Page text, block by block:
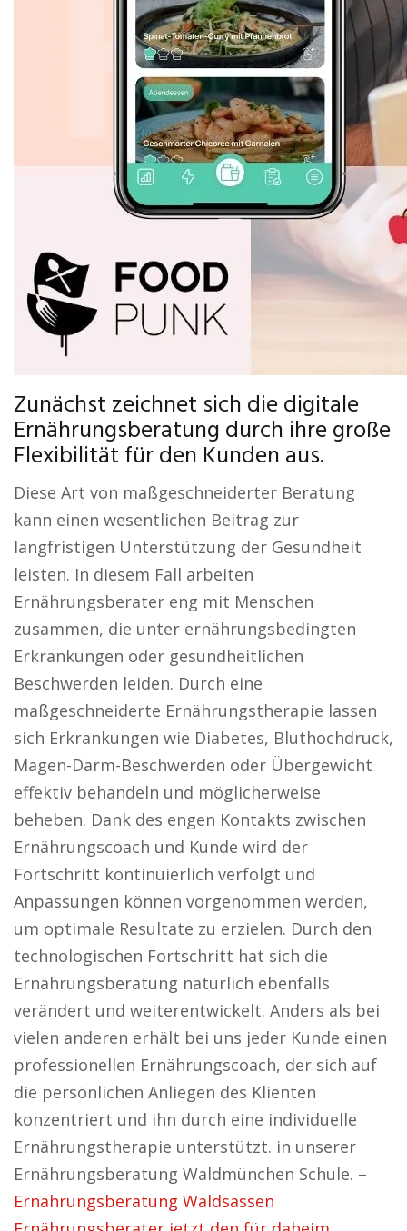
Zunächst zeichnet sich die digitale
Ernährungsberatung durch ihre große
Flexibilität für den Kunden aus.
Diese Art von maßgeschneiderter Beratung
kann einen wesentlichen Beitrag zur
langfristigen Unterstützung der Gesundheit
leisten. In diesem Fall arbeiten
Ernährungsberater eng mit Menschen
zusammen, die unter ernährungsbedingten
Erkrankungen oder gesundheitlichen
Beschwerden leiden. Durch eine
maßgeschneiderte Ernährungstherapie lassen
sich Erkrankungen wie Diabetes, Bluthochdruck,
Magen-Darm-Beschwerden oder Übergewicht
effektiv behandeln und möglicherweise
beheben. Dank des engen Kontakts zwischen
Ernährungscoach und Kunde wird der
Fortschritt kontinuierlich verfolgt und
Anpassungen können vorgenommen werden,
um optimale Resultate zu erzielen. Durch den
technologischen Fortschritt hat sich die
Ernährungsberatung natürlich ebenfalls
verändert und weiterentwickelt. Anders als bei
vielen anderen erhält bei uns jeder Kunde einen
professionellen Ernährungscoach, der sich auf
die persönlichen Anliegen des Klienten
konzentriert und ihn durch eine individuelle
Ernährungstherapie unterstützt. in unserer
Ernährungsberatung Waldmünchen Schule. –
Ernährungsberatung Waldsassen